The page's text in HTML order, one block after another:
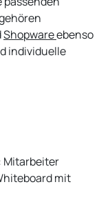
Shopwareebenso
individuelle